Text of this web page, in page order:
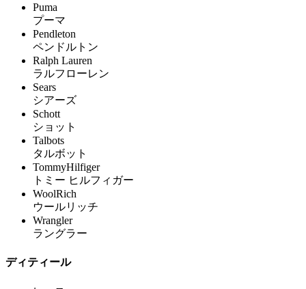
Puma
プーマ
Pendleton
ペンドルトン
Ralph Lauren
ラルフローレン
Sears
シアーズ
Schott
ショット
Talbots
タルボット
TommyHilfiger
トミー ヒルフィガー
WoolRich
ウールリッチ
Wrangler
ラングラー
ディティール